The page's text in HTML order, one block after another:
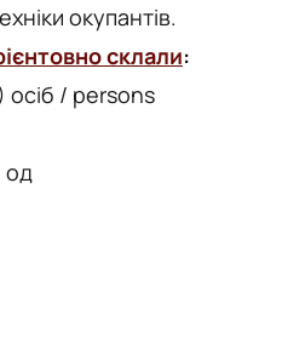
окупантів.
склали:
осіб / persons
од